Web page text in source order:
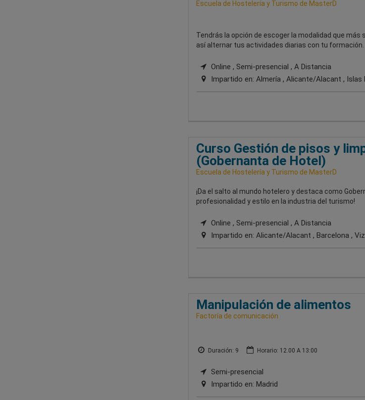
Escuela de Hostelería y Turismo de MasterD
Tendrás la opción de escoger la modalidad que
así alternar tus actividades diarias con tu formación.
Online , Semi-presencial , A Distancia
Impartido en: Almería , Alicante/Alacant , Islas
Curso Gestión de pisos y
(Gobernanta de Hotel)
Escuela de Hostelería y Turismo de MasterD
¡Da el salto al mundo hotelero y destaca como
profesionalidad y estilo en la industria del turismo!
Online , Semi-presencial , A Distancia
Impartido en: Alicante/Alacant , Barcelona ,
Manipulación de alimentos
Factoría de comunicación
Duración: 9 Horario: 12.00 A 13:00
Semi-presencial
Impartido en: Madrid